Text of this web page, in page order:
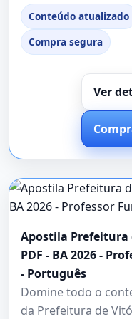
Conteúdo atualizado
Compra segura
Ver
Apostila Prefeitura
PDF - BA 2026 -
- Português
Domine todo o
da Prefeitura de